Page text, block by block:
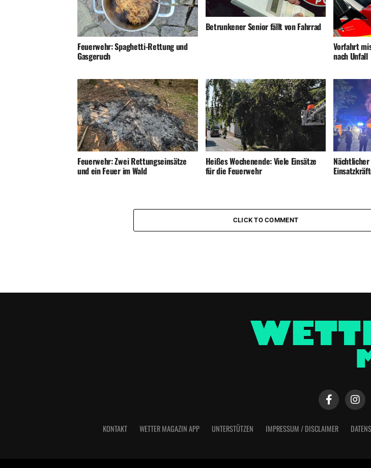
Feuerwehr: Spaghetti-Rettung und
Gasgeruch
Betrunkener Senior fällt von Fahrrad
Vorfahrt
nach Unfall
Feuerwehr: Zwei Rettungseinsätze
und ein Feuer im Wald
Heißes Wochenende: Viele Einsätze
für die Feuerwehr
CLICK TO COMMENT
KONTAKT WETTER MAGAZIN APP UNTERSTÜTZEN IMPRESSUM / DISCLAIMER